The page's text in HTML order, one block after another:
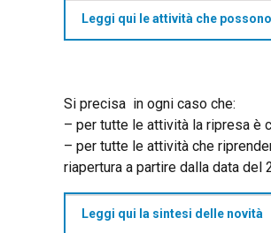
Leggi qui le attività che
Si precisa in ogni caso che:
– per tutte le attività la ripresa è
– per tutte le attività che
riapertura a partire dalla data del
Leggi qui la sintesi delle novità